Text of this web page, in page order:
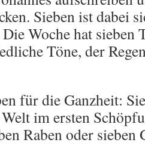
Sieben ist dabei
Woche hat sieben
Töne, der
für die Ganzheit:
im ersten
Raben oder sieben